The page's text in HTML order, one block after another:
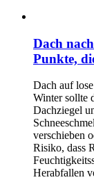
Dach
Punkte,
Dach auf
Winter sollte
Dachziegel
verschieben
Risiko, dass
Herabfallen